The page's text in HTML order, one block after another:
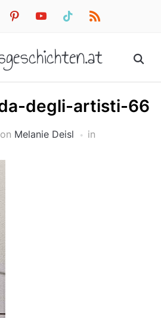
pinterestyoutube tiktok rss
degli-artisti-66
Melanie Deisl in